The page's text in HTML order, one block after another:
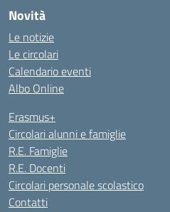
Novità
Le notizie
Le circolari
Calendario eventi
Albo Online
Erasmus+
Circolari alunni e famiglie
R.E. Famiglie
R.E. Docenti
Circolari personale scolastico
Contatti